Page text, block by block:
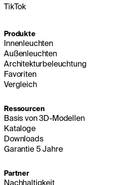
TikTok
Produkte
Innenleuchten
Außenleuchten
Architekturbeleuchtung
Favoriten
Vergleich
Ressourcen
Basis von 3D-Modellen
Kataloge
Downloads
Garantie 5 Jahre
Partner
Nachhaltigkeit